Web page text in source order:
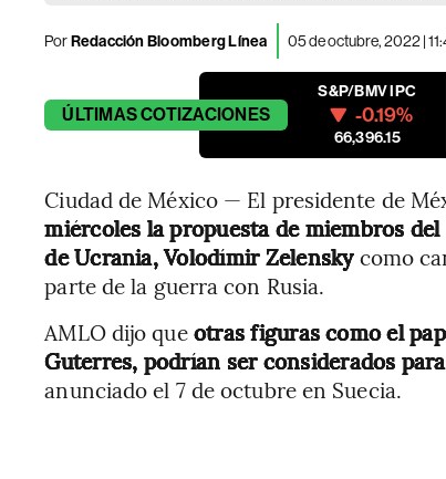
PorRedacción Bloomberg Línea 05 de octubre, 2022 |
ÚLTIMASCOTIZACIONES
S&P/BMV IPC
-0.19%
66,396.15
Ciudad de México — El presidente de
miércoles la propuesta de miembros
de Ucrania, Volodímir Zelenskycomo
parte de la guerra con Rusia.
AMLO dijo queotras figuras como el
Guterres, podrían ser considerados
anunciado el 7 de octubre en Suecia.